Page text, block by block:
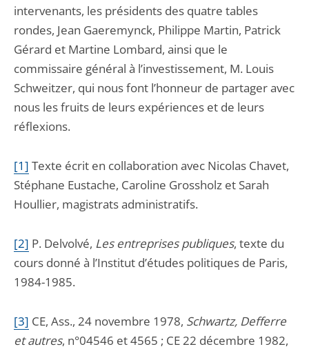
intervenants, les présidents des quatre tables
rondes, Jean Gaeremynck, Philippe Martin, Patrick
Gérard et Martine Lombard, ainsi que le
commissaire général à l’investissement, M. Louis
Schweitzer, qui nous font l’honneur de partager avec
nous les fruits de leurs expériences et de leurs
réflexions.
[1] Texte écrit en collaboration avec Nicolas Chavet,
Stéphane Eustache, Caroline Grossholz et Sarah
Houllier, magistrats administratifs.
[2] P. Delvolvé, Les entreprises publiques, texte du
cours donné à l’Institut d’études politiques de Paris,
1984-1985.
[3] CE, Ass., 24 novembre 1978, Schwartz, Defferre
et autres, n°04546 et 4565 ; CE 22 décembre 1982,